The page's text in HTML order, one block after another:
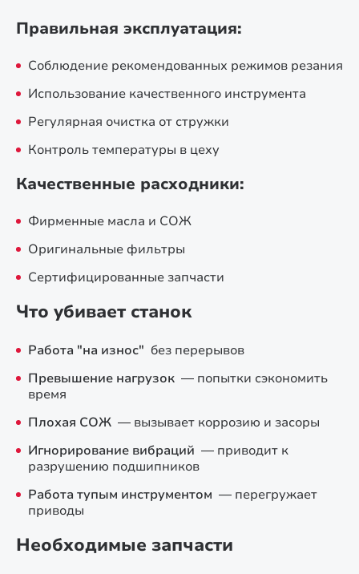
Правильная эксплуатация:
Соблюдение рекомендованных режимов резания
Использование качественного инструмента
Регулярная очистка от стружки
Контроль температуры в цеху
Качественные расходники:
Фирменные масла и СОЖ
Оригинальные фильтры
Сертифицированные запчасти
Что убивает станок
Работа "на износ" без перерывов
Превышение нагрузок — попытки сэкономить
время
Плохая СОЖ — вызывает коррозию и засоры
Игнорирование вибраций — приводит к
разрушению подшипников
Работа тупым инструментом — перегружает
приводы
Необходимые запчасти